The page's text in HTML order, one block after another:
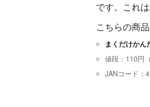
です。これ
こちらの商
まくだけかん
値段：110円
JANコード：